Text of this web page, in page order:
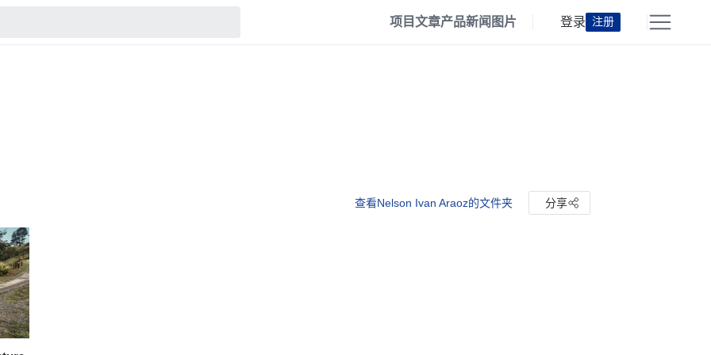
项目文章产品新闻 图片 登录 注册
查看Nelson Ivan Araoz的文件夹 分享